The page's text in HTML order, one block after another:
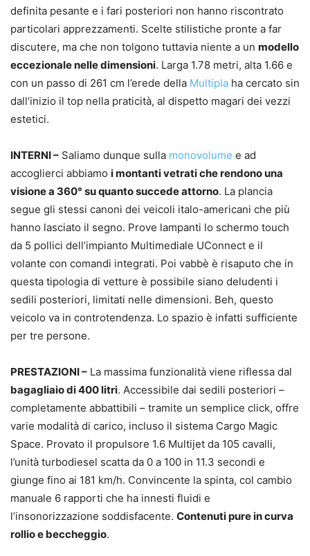
definita pesante e i fari posteriori non hanno riscontrato
particolari apprezzamenti. Scelte stilistiche pronte a far
discutere, ma che non tolgono tuttavia niente a un modello
eccezionale nelle dimensioni. Larga 1.78 metri, alta 1.66 e
con un passo di 261 cm l’erede della Multipla ha cercato sin
dall’inizio il top nella praticità, al dispetto magari dei vezzi
estetici.
INTERNI – Saliamo dunque sulla monovolume e ad
accoglierci abbiamo i montanti vetrati che rendono una
visione a 360° su quanto succede attorno. La plancia
segue gli stessi canoni dei veicoli italo-americani che più
hanno lasciato il segno. Prove lampanti lo schermo touch
da 5 pollici dell’impianto Multimediale UConnect e il
volante con comandi integrati. Poi vabbè è risaputo che in
questa tipologia di vetture è possibile siano deludenti i
sedili posteriori, limitati nelle dimensioni. Beh, questo
veicolo va in controtendenza. Lo spazio è infatti sufficiente
per tre persone.
PRESTAZIONI – La massima funzionalità viene riflessa dal
bagagliaio di 400 litri. Accessibile dai sedili posteriori –
completamente abbattibili – tramite un semplice click, offre
varie modalità di carico, incluso il sistema Cargo Magic
Space. Provato il propulsore 1.6 Multijet da 105 cavalli,
l’unità turbodiesel scatta da 0 a 100 in 11.3 secondi e
giunge fino ai 181 km/h. Convincente la spinta, col cambio
manuale 6 rapporti che ha innesti fluidi e
l’insonorizzazione soddisfacente. Contenuti pure in curva
rollio e beccheggio.